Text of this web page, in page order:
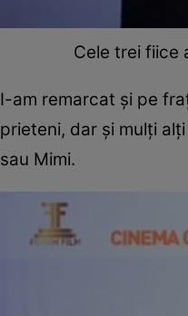
Cele trei fiice
I-am remarcat și pe
prieteni, dar și mulți
sau Mimi.